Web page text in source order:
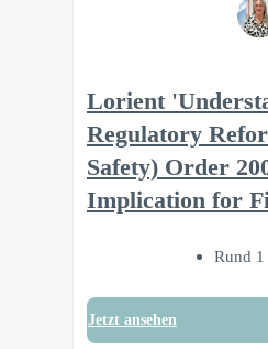
Lorient
Regulatory
Safety) Order
Implication for
Rund 1
Jetzt ansehen